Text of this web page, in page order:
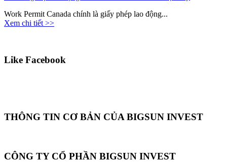
Work Permit Canada chính là giấy phép lao động...
Xem chi tiết >>
Like Facebook
THÔNG TIN CƠ BẢN CỦA BIGSUN INVEST
CÔNG TY CỔ PHẦN BIGSUN INVEST